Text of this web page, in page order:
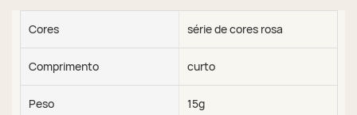
Cores série de cores rosa
Comprimento curto
Peso 15g